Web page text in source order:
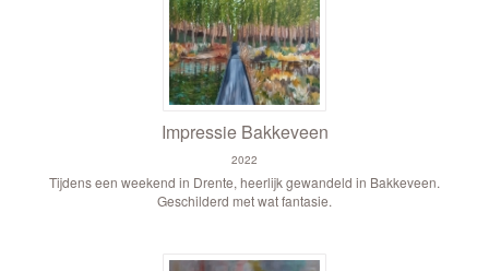
Impressie Bakkeveen
2022
Tijdens een weekend in Drente, heerlijk gewandeld in Bakkeveen.
Geschilderd met wat fantasie.